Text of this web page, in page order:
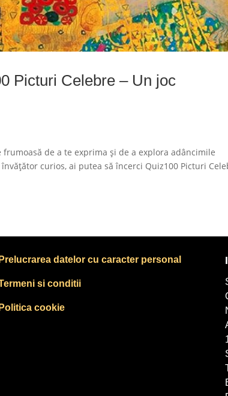
Picturi Celebre – Un joc
de a te exprima și de a explora adâncimile
curios, ai putea să încerci Quiz100 Picturi
Prelucrarea datelor cu caracter personal
si conditii
Politica cookie